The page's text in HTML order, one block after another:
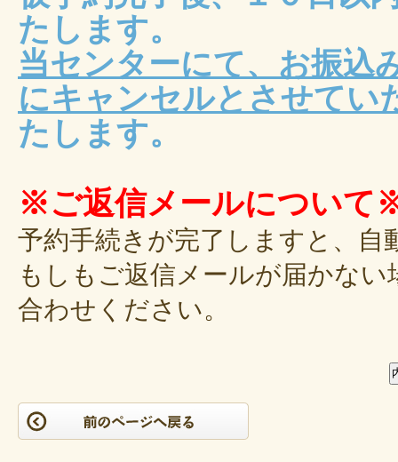
たします。
当センターにて、お振込
にキャンセルとさせてい
たします。
※ご返信メールについて
予約手続きが完了しますと、
もしもご返信メールが届かな
合わせください。